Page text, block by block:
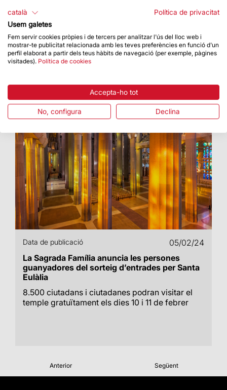
8.500 persones han participat en les Jornades
de Portes Obertes
Data de publicació
05/02/24
La Sagrada Família anuncia les persones
guanyadores del sorteig d’entrades per Santa
Eulàlia
8.500 ciutadans i ciutadanes podran visitar el
temple gratuïtament els dies 10 i 11 de febrer
Anterior Següent
català
Política de privacitat
Usem galetes
Fem servir cookies pròpies i de tercers per analitzar l'ús del lloc web i
mostrar-te publicitat relacionada amb les teves preferències en funció d'un
perfil elaborat a partir dels teus hàbits de navegació (per exemple, pàgines
visitades). Política de cookies
Accepta-ho tot
No, configura Declina